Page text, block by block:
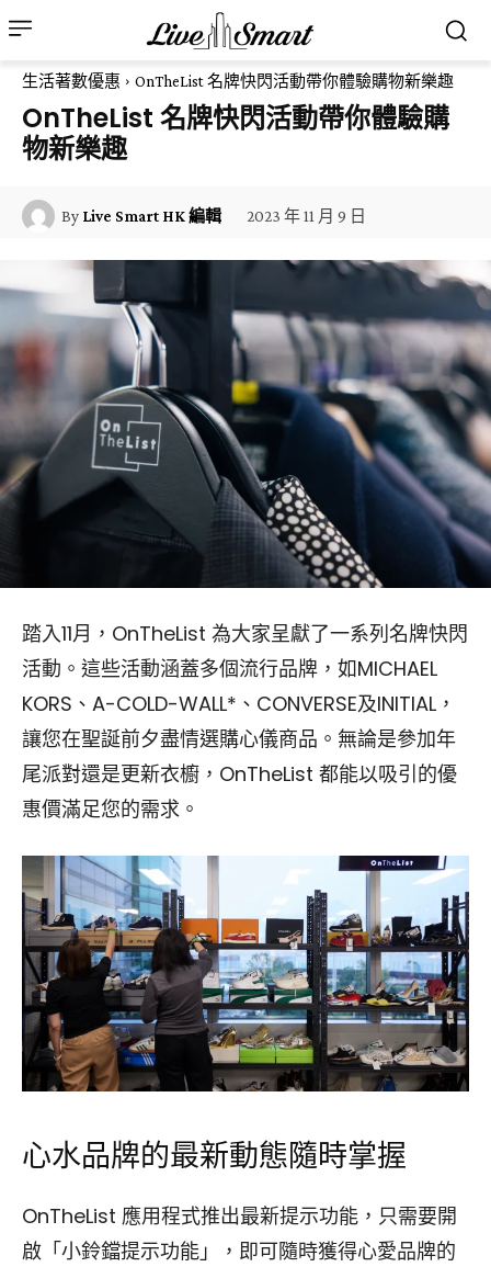
生活著數優惠 OnTheList 名牌快閃活動帶你體驗購物新樂趣
OnTheList 名牌快閃活動帶你體驗購
物新樂趣
By Live Smart HK 編輯 2023 年 11 月 9 日
踏入11月，OnTheList 為大家呈獻了一系列名牌快閃
活動。這些活動涵蓋多個流行品牌，如MICHAEL
KORS、A-COLD-WALL*、CONVERSE及INITIAL，
讓您在聖誕前夕盡情選購心儀商品。無論是參加年
尾派對還是更新衣櫥，OnTheList 都能以吸引的優
惠價滿足您的需求。
心水品牌的最新動態隨時掌握
OnTheList 應用程式推出最新提示功能，只需要開
啟「小鈴鐺提示功能」，即可隨時獲得心愛品牌的